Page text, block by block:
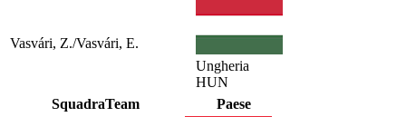
Vasvári, Z./Vasvári, E.
Ungheria
HUN
SquadraTeam Paese